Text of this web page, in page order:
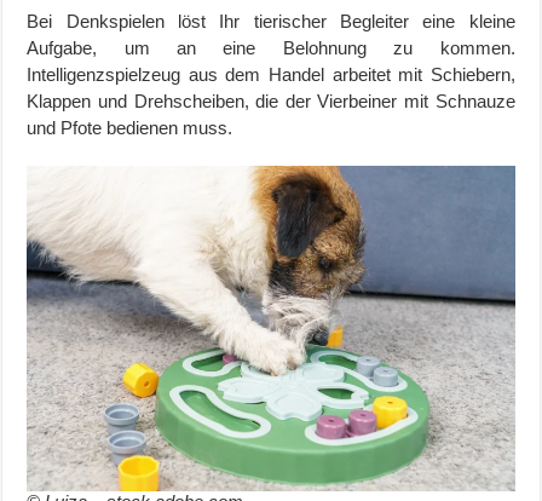
Bei Denkspielen löst Ihr tierischer Begleiter eine kleine
Aufgabe, um an eine Belohnung zu kommen.
Intelligenzspielzeug aus dem Handel arbeitet mit Schiebern,
Klappen und Drehscheiben, die der Vierbeiner mit Schnauze
und Pfote bedienen muss.